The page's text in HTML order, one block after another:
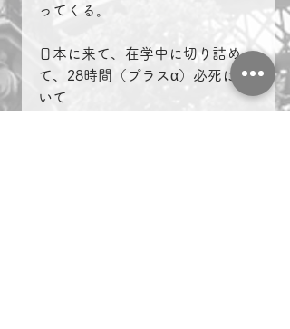
ってくる。
日本に来て、在学中に切り詰め
て、28時間（プラスα）必死に働
いて